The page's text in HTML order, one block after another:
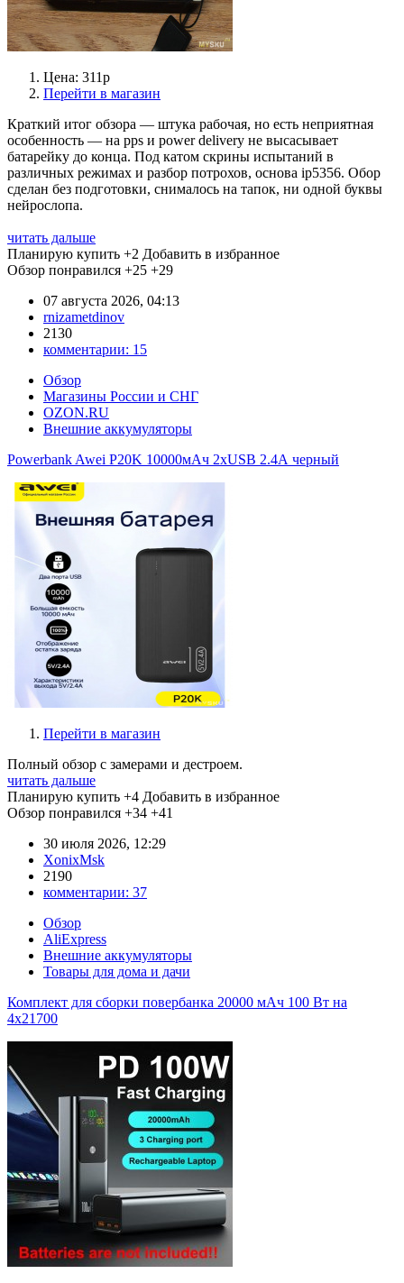
Цена: 311р
Перейти в магазин
Краткий итог обзора — штука рабочая, но есть неприятная
особенность — на pps и power delivery не высасывает
батарейку до конца. Под катом скрины испытаний в
различных режимах и разбор потрохов, основа ip5356. Обор
сделан без подготовки, снималось на тапок, ни одной буквы
нейрослопа.
читать дальше
Планирую купить +2 Добавить в избранное
Обзор понравился +25 +29
07 августа 2026, 04:13
rnizametdinov
2130
комментарии: 15
Обзор
Магазины России и СНГ
OZON.RU
Внешние аккумуляторы
Powerbank Awei P20K 10000мАч 2xUSB 2.4А черный
Перейти в магазин
Полный обзор с замерами и дестроем.
читать дальше
Планирую купить +4 Добавить в избранное
Обзор понравился +34 +41
30 июля 2026, 12:29
XonixMsk
2190
комментарии: 37
Обзор
AliExpress
Внешние аккумуляторы
Товары для дома и дачи
Комплект для сборки повербанка 20000 мАч 100 Вт на
4х21700